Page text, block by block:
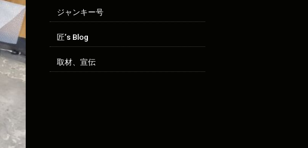
ジャンキー号
匠’s Blog
取材、宣伝